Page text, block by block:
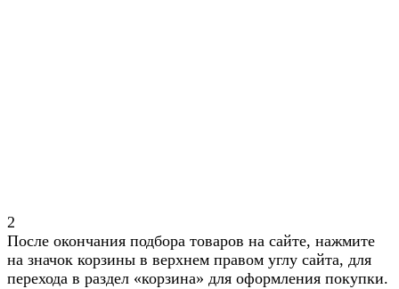
2
После окончания подбора товаров на сайте, нажмите
на значок корзины в верхнем правом углу сайта, для
перехода в раздел «корзина» для оформления покупки.